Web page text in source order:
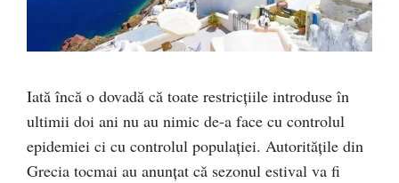
Iată încă o dovadă că toate restricțiile introduse în
ultimii doi ani nu au nimic de-a face cu controlul
epidemiei ci cu controlul populației. Autoritățile din
Grecia tocmai au anunțat că sezonul estival va fi